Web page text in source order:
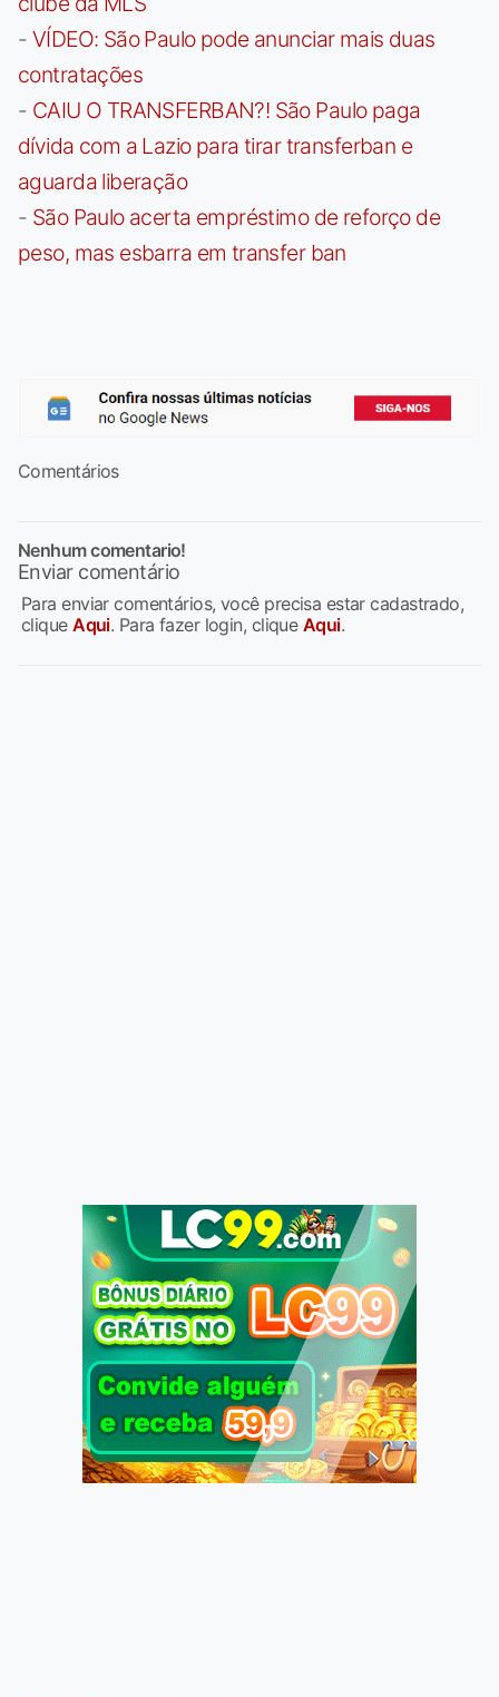
- VÍDEO: São Paulo pode anunciar mais duas
contratações
- CAIU O TRANSFERBAN?! São Paulo paga
dívida com a Lazio para tirar transferban e
aguarda liberação
- São Paulo acerta empréstimo de reforço de
peso, mas esbarra em transfer ban
Comentários
Nenhum comentario!
Enviar comentário
Para enviar comentários, você precisa estar cadastrado,
cliqueAqui. Para fazer login, clique Aqui.